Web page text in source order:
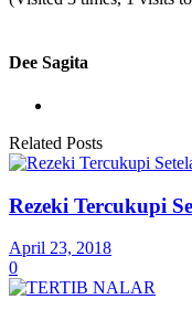
Dee Sagita
Related Posts
Rezeki Tercukupi
April 23, 2018
0